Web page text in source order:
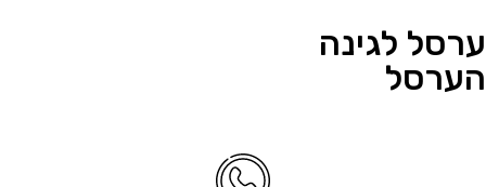
ערסל לגינה
הערסל